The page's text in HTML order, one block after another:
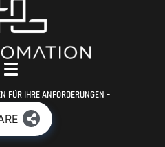
FÜR IHRE ANFORDERUNGEN –